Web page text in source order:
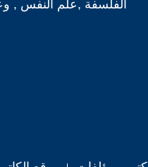
الفلسفة ,علم النفس ,